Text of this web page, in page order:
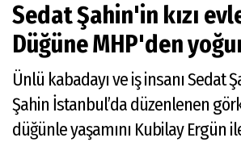
Sedat Şahin'in kızı
Düğüne MHP'den
Ünlü kabadayı ve iş insanı Sedat
Şahin İstanbul’da düzenlenen
düğünle yaşamını Kubilay Ergün